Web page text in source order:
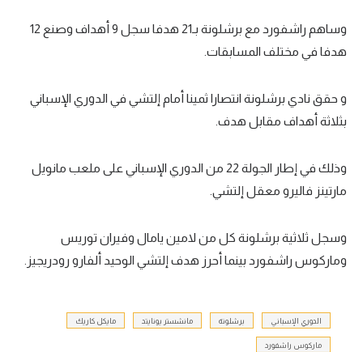
وساهم راشفورد مع برشلونة بـ21 هدفا سجل 9 أهداف وصنع 12
هدفا في مختلف المسابقات.
و حقق نادي برشلونة انتصارا ثمينا أمام إلتشي في الدوري الإسباني
بثلاثة أهداف مقابل هدف.
وذلك في إطار الجولة 22 من الدوري الإسباني على ملعب مانويل
مارتينز فاليرو معقل إلتشي.
وسجل ثلاثية برشلونة كل من لامين يامال وفيران توريس
وماركوس راشفورد بينما أحرز هدف إلتشي الوحيد ألفارو رودريجيز.
الدوري الإسباني برشلونة مانشستر يونايتد مايكل كاريك
ماركوس راشفورد